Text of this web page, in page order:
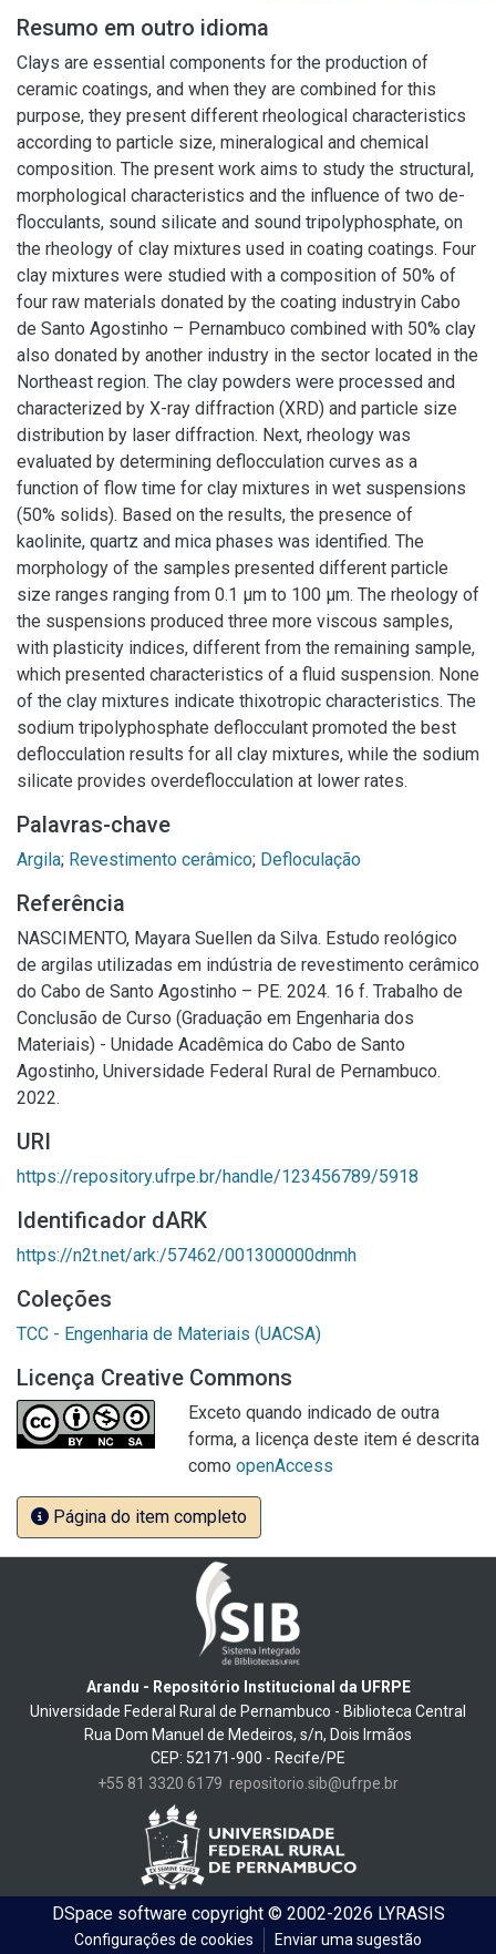
Resumo em outro idioma
Clays are essential components for the production of
ceramic coatings, and when they are combined for this
purpose, they present different rheological characteristics
according to particle size, mineralogical and chemical
composition. The present work aims to study the structural,
morphological characteristics and the influence of two de-
flocculants, sound silicate and sound tripolyphosphate, on
the rheology of clay mixtures used in coating coatings. Four
clay mixtures were studied with a composition of 50% of
four raw materials donated by the coating industryin Cabo
de Santo Agostinho – Pernambuco combined with 50% clay
also donated by another industry in the sector located in the
Northeast region. The clay powders were processed and
characterized by X-ray diffraction (XRD) and particle size
distribution by laser diffraction. Next, rheology was
evaluated by determining deflocculation curves as a
function of flow time for clay mixtures in wet suspensions
(50% solids). Based on the results, the presence of
kaolinite, quartz and mica phases was identified. The
morphology of the samples presented different particle
size ranges ranging from 0.1 μm to 100 μm. The rheology of
the suspensions produced three more viscous samples,
with plasticity indices, different from the remaining sample,
which presented characteristics of a fluid suspension. None
of the clay mixtures indicate thixotropic characteristics. The
sodium tripolyphosphate deflocculant promoted the best
deflocculation results for all clay mixtures, while the sodium
silicate provides overdeflocculation at lower rates.
Palavras-chave
Argila; Revestimento cerâmico; Defloculação
Referência
NASCIMENTO, Mayara Suellen da Silva. Estudo reológico
de argilas utilizadas em indústria de revestimento cerâmico
do Cabo de Santo Agostinho – PE. 2024. 16 f. Trabalho de
Conclusão de Curso (Graduação em Engenharia dos
Materiais) - Unidade Acadêmica do Cabo de Santo
Agostinho, Universidade Federal Rural de Pernambuco.
2022.
URI
https://repository.ufrpe.br/handle/123456789/5918
Identificador dARK
https://n2t.net/ark:/57462/001300000dnmh
Coleções
TCC - Engenharia de Materiais (UACSA)
Licença Creative Commons
Exceto quando indicado de outra
forma, a licença deste item é descrita
como openAccess
Página do item completo
Arandu - Repositório Institucional da UFRPE
Universidade Federal Rural de Pernambuco - Biblioteca Central
Rua Dom Manuel de Medeiros, s/n, Dois Irmãos
CEP: 52171-900 - Recife/PE
+55 81 3320 6179 repositorio.sib@ufrpe.br
DSpace softwarecopyright © 2002-2026 LYRASIS
Configurações de cookies Enviar uma sugestão